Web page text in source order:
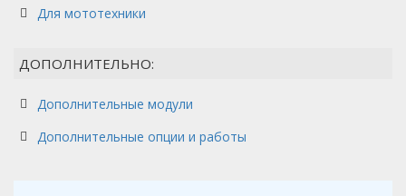
Для мототехники
ДОПОЛНИТЕЛЬНО:
Дополнительные модули
Дополнительные опции и работы